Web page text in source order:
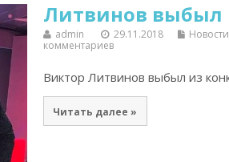
Литвинов выбыл
admin 29.11.2018
комментариев
Виктор Литвинов выбыл из
Читать далее »